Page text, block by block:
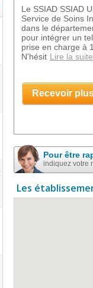
Le SSIAD SSIAD
Service de Soins
dans le
pour intégrer un
prise en charge à
N'hésit Lire la suite
Recevoir
Pour être
indiquez votre
Les